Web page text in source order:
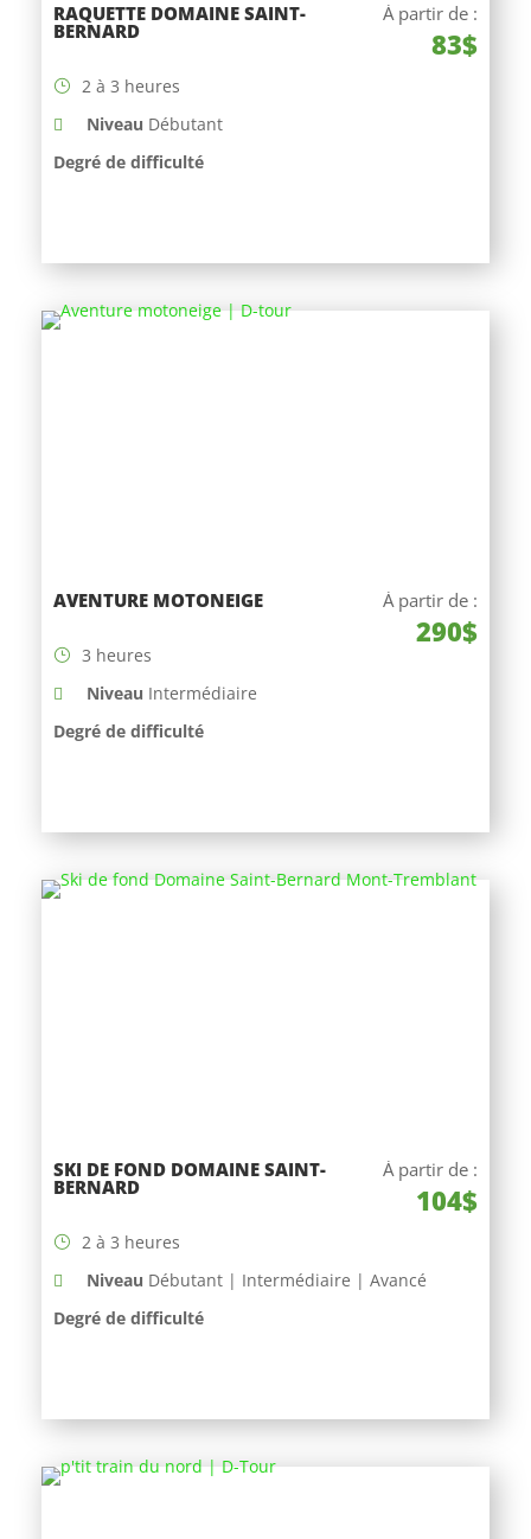
RAQUETTE DOMAINE SAINT-
BERNARD
À partir de :
83$
2 à 3 heures
Niveau Débutant
Degré de difficulté
AVENTURE MOTONEIGE À partir de :
290$
3 heures
Niveau Intermédiaire
Degré de difficulté
SKI DE FOND DOMAINE SAINT-
BERNARD
À partir de :
104$
2 à 3 heures
Niveau Débutant | Intermédiaire | Avancé
Degré de difficulté